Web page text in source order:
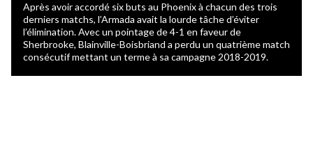
Après avoir accordé six buts au Phoenix à chacun des trois
derniers matchs, l’Armada avait la lourde tâche d’éviter
l’élimination. Avec un pointage de 4-1 en faveur de
Sherbrooke, Blainville-Boisbriand a perdu un quatrième match
consécutif mettant un terme à sa campagne 2018-2019.